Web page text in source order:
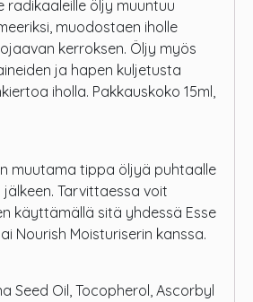
radikaaleille öljy muuntuu
muodostaen iholle
kerroksen. Öljy myös
ja hapen kuljetusta
iholla. Pakkauskoko 15ml,
muutama tippa öljyä puhtaalle
Tarvittaessa voit
käyttämällä sitä yhdessä Esse
Nourish Moisturiserin kanssa.
Seed Oil, Tocopherol, Ascorbyl